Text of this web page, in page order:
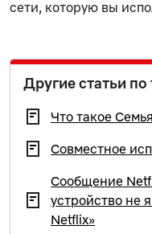
сети, которую вы
Другие статьи по
Что такое
Совместное
Сообщение
устройство не
Netflix»